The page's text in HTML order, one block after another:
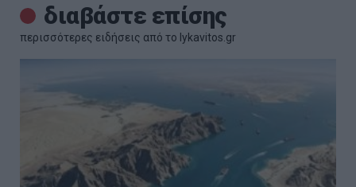
διαβάστε επίσης
περισσότερες ειδήσεις από το lykavitos.gr